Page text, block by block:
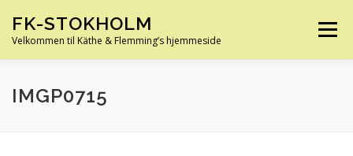
indhold
FK-STOKHOLM
Velkommen til Käthe & Flemming’s hjemmeside
Menu
HJEM OM OS
IMGP0715